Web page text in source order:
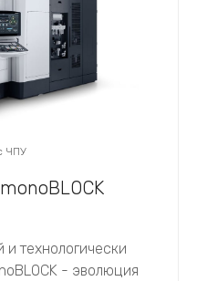
ЧПУ
и технологически
- эволюция